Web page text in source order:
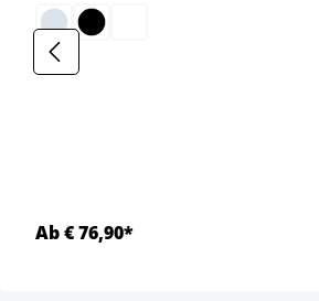
Ab € 76,90*